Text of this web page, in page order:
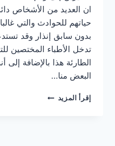
ان العديد من الأشخاص
حياتهم للحوادث والتي
بدون سابق إنذار وقد
تدخل الأطباء المختصين
الطارئة هذا بالإضافة
البعض منا…
إقرأ المزيد رقم